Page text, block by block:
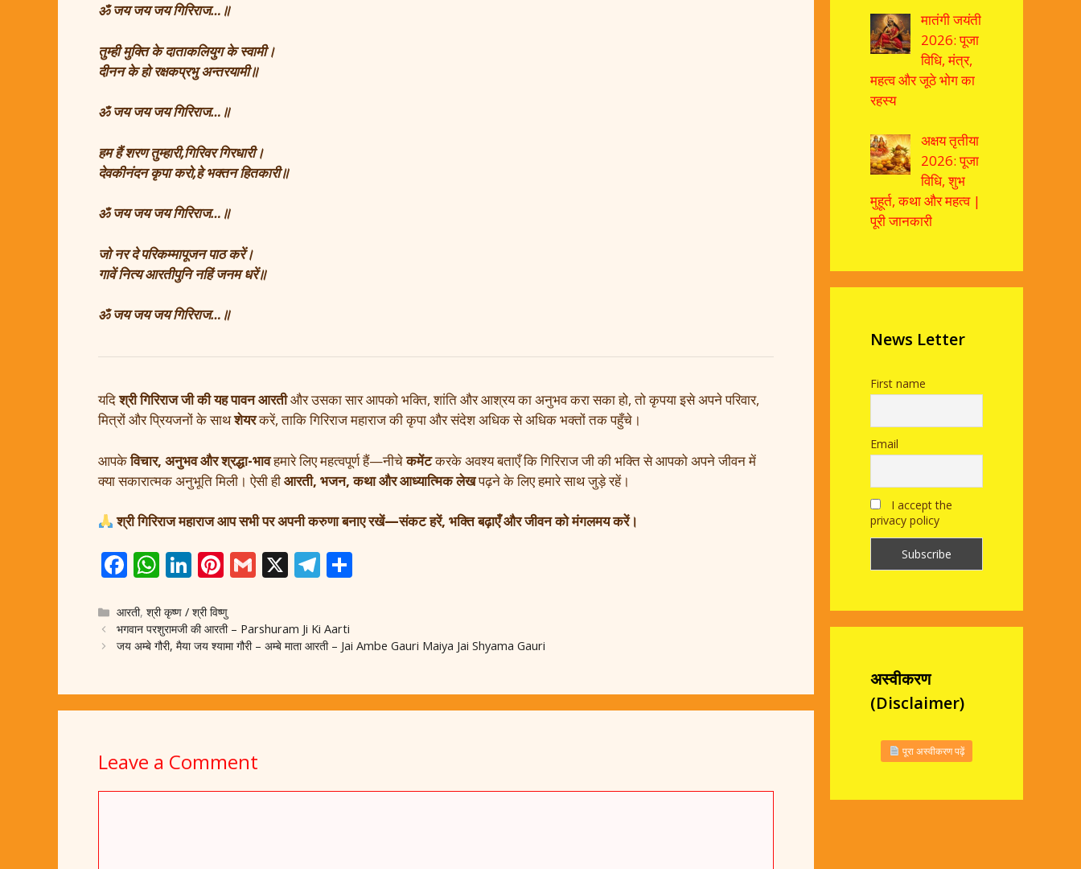
ॐ जय जय जय गिरिराज…॥
तुम्ही मुक्ति के दाताकलियुग के स्वामी।
दीनन के हो रक्षकप्रभु अन्तरयामी॥
ॐ जय जय जय गिरिराज…॥
हम हैं शरण तुम्हारी,गिरिवर गिरधारी।
देवकीनंदन कृपा करो,हे भक्तन हितकारी॥
ॐ जय जय जय गिरिराज…॥
जो नर दे परिकम्मापूजन पाठ करें।
गावें नित्य आरतीपुनि नहिं जनम धरें॥
ॐ जय जय जय गिरिराज…॥
यदिश्री गिरिराज जी की यह पावन आरतीऔर उसका सार आपको भक्ति, शांति और आश्रय का अनुभव करा सका हो, तो कृपया इसे अपने परिवार,
मित्रों और प्रियजनों के साथशेयरकरें, ताकि गिरिराज महाराज की कृपा और संदेश अधिक से अधिक भक्तों तक पहुँचे।
आपकेविचार, अनुभव और श्रद्धा-भावहमारे लिए महत्वपूर्ण हैं—नीचेकमेंटकरके अवश्य बताएँ कि गिरिराज जी की भक्ति से आपको अपने जीवन में
क्या सकारात्मक अनुभूति मिली। ऐसी हीआरती, भजन, कथा और आध्यात्मिक लेखपढ़ने के लिए हमारे साथ जुड़े रहें।
श्री गिरिराज महाराज आप सभी पर अपनी करुणा बनाए रखें—संकट हरें, भक्ति बढ़ाएँ और जीवन को मंगलमय करें।
F
ac
e
b
o
k
W
h
at
s
p
p
Li
n
k
e
n
Pi
nt
er
e
G
m
ai
l
X T
el
gr
m
e
Categories
आरती,श्री कृष्ण / श्री विष्णु
भगवान परशुरामजी की आरती – Parshuram Ji Ki Aarti
जय अम्बे गौरी, मैया जय श्यामा गौरी – अम्बे माता आरती – Jai Ambe Gauri Maiya Jai Shyama Gauri
Leave a Comment
मातंगी जयंती
2026: पूजा
विधि, मंत्र,
महत्व और जूठे भोग का
रहस्य
अक्षय तृतीया
2026: पूजा
विधि, शुभ
मुहूर्त, कथा और महत्व |
पूरी जानकारी
News Letter
First name
Email
I accept the
privacy policy
अस्वीकरण
(Disclaimer)
पूरा अस्वीकरण पढ़ें